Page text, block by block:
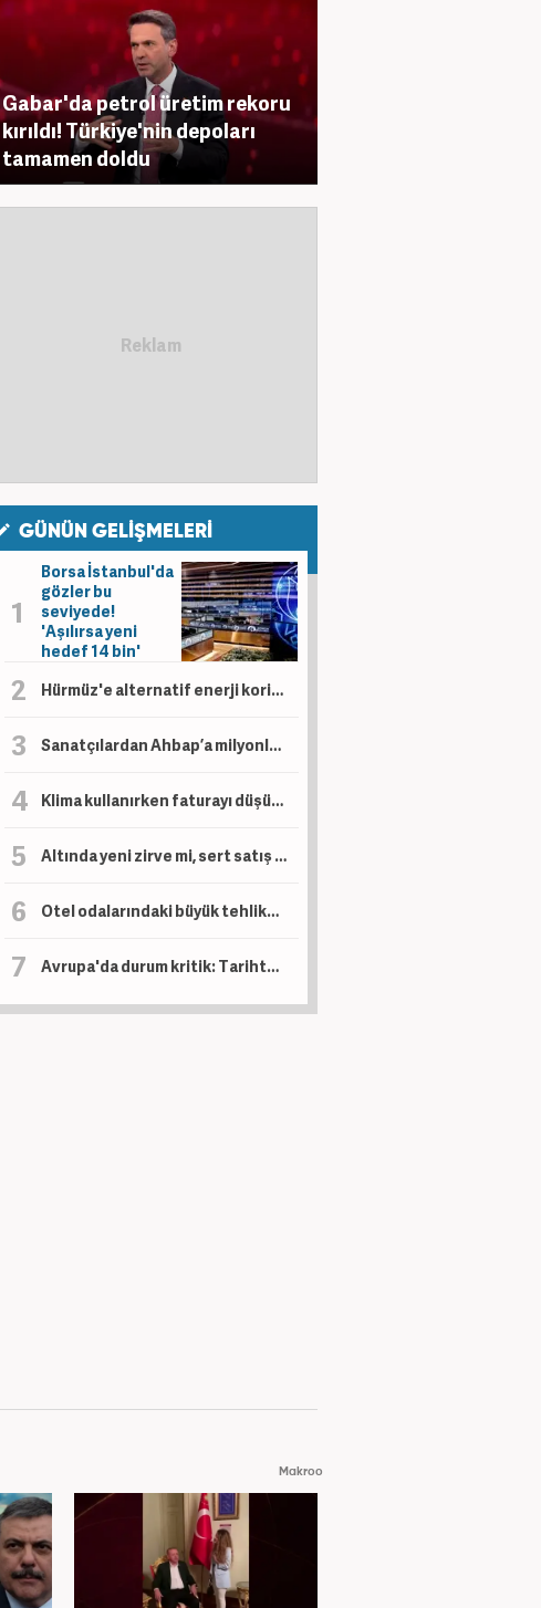
Gabar'da petrol üretim rekoru
kırıldı! Türkiye'nin depoları
tamamen doldu
GÜNÜN GELİŞMELERİ
Borsa İstanbul'da
gözler bu
seviyede!
'Aşılırsa yeni
hedef 14 bin'
Hürmüz'e alternatif enerji koridoru: Türkiye ve Irak'tan stratejik hamle
Sanatçılardan Ahbap’a milyonlar akmış! Paraların akibeti ne oldu?
Klima kullanırken faturayı düşürmenin yolu! İşte gideri katlayan en büyük hatalar
Altında yeni zirve mi, sert satış mı? Gözler ABD verisinde!
Otel odalarındaki büyük tehlike! Tatiliniz kabusa dönüşebilir!
Avrupa'da durum kritik: Tarihte böylesi görülmedi
Makroo